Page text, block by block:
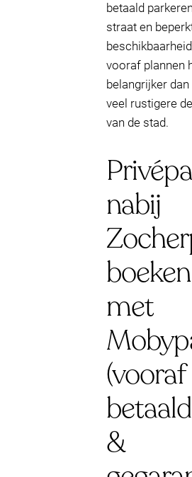
betaald
straat en
vooraf plannen
belangrijker dan
veel rustigere
van de stad.
nabij
boeken
met
(vooraf
betaald
&